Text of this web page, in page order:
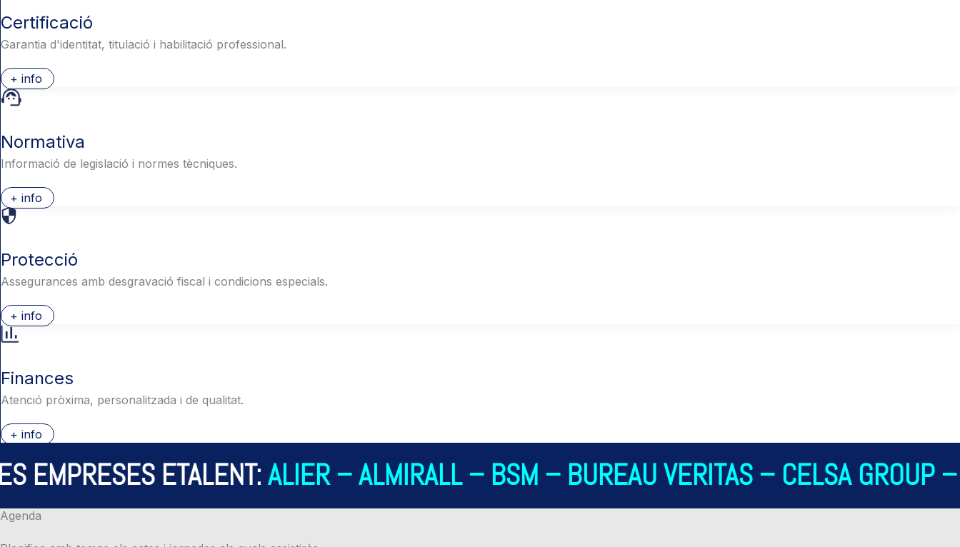
Certificació
Garantia d'identitat, titulació i habilitació professional.
+ info
Normativa
Informació de legislació i normes tècniques.
+ info
Protecció
Assegurances amb desgravació fiscal i condicions especials.
+ info
Finances
Atenció pròxima, personalitzada i de qualitat.
+ info
EMPRESES ETALENT:ALIER – ALMIRALL – BSM – BUREAU VERITAS – CELSA GROUP
Agenda